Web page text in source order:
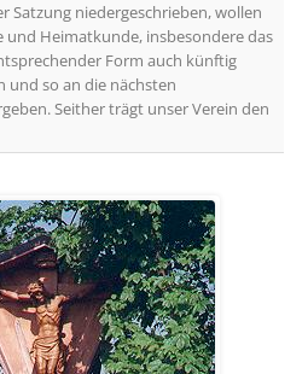
Satzung niedergeschrieben, wollen
und Heimatkunde, insbesondere das
Form auch künftig
und so an die nächsten
Seither trägt unser Verein den